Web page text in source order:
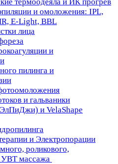
и омоложения: IPL,
E-Light, BBL
лица
и
пилинга и
и гальваники
и VelaShape
и Электропорации
роликового,
УВТ массажа